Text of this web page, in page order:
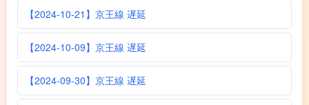
【2024-10-21】京王線 遅延
【2024-10-09】京王線 遅延
【2024-09-30】京王線 遅延